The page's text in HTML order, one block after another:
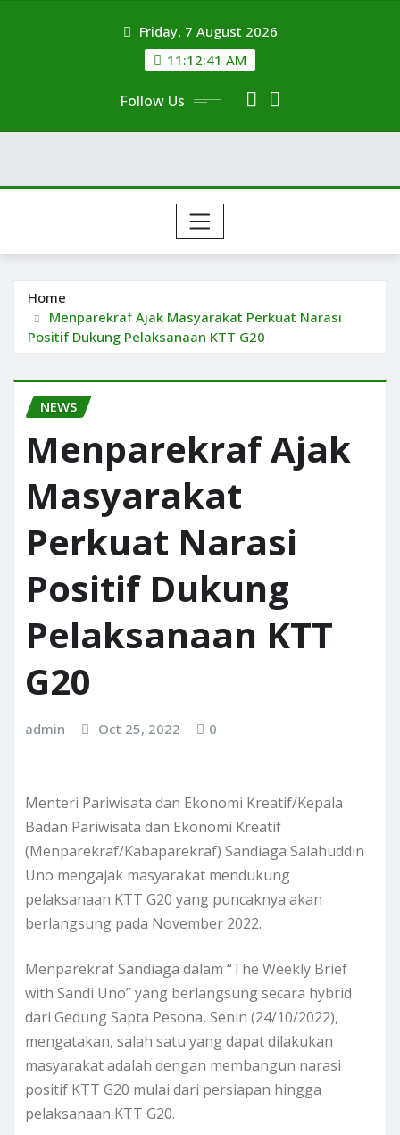
Friday, 7 August 2026
11:12:42 AM
Follow Us
Home
Menparekraf Ajak Masyarakat Perkuat Narasi
Positif Dukung Pelaksanaan KTT G20
NEWS
Menparekraf Ajak
Masyarakat
Perkuat Narasi
Positif Dukung
Pelaksanaan KTT
G20
admin Oct 25, 2022 0
Menteri Pariwisata dan Ekonomi Kreatif/Kepala
Badan Pariwisata dan Ekonomi Kreatif
(Menparekraf/Kabaparekraf) Sandiaga Salahuddin
Uno mengajak masyarakat mendukung
pelaksanaan KTT G20 yang puncaknya akan
berlangsung pada November 2022.
Menparekraf Sandiaga dalam “The Weekly Brief
with Sandi Uno” yang berlangsung secara hybrid
dari Gedung Sapta Pesona, Senin (24/10/2022),
mengatakan, salah satu yang dapat dilakukan
masyarakat adalah dengan membangun narasi
positif KTT G20 mulai dari persiapan hingga
pelaksanaan KTT G20.